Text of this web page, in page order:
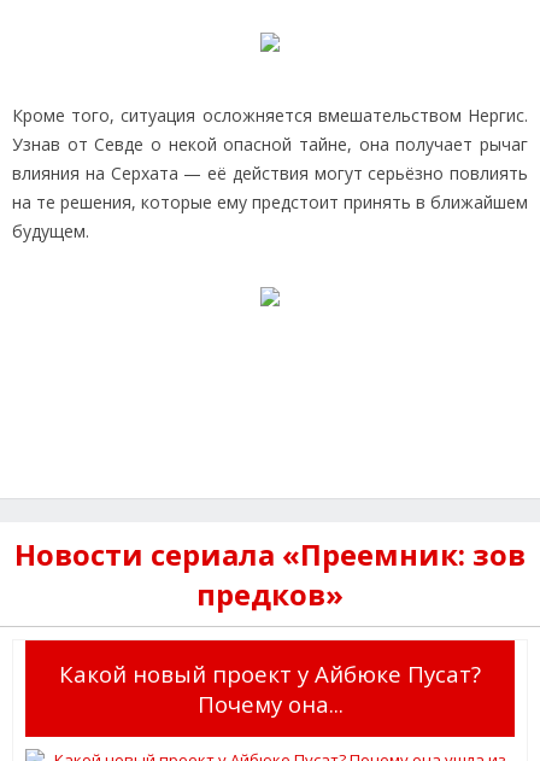
Кроме того, ситуация осложняется вмешательством Нергис.
Узнав от Севде о некой опасной тайне, она получает рычаг
влияния на Серхата — её действия могут серьёзно повлиять
на те решения, которые ему предстоит принять в ближайшем
будущем.
Новости сериала «Преемник: зов
предков»
Какой новый проект у Айбюке Пусат?
Почему она...